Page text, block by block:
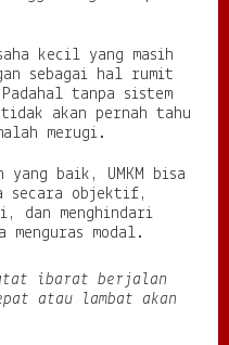
kecil yang masih
sebagai hal rumit
tanpa sistem
akan pernah tahu
merugi.
yang baik, UMKM bisa
secara objektif,
dan menghindari
modal.
ibarat berjalan
atau lambat akan